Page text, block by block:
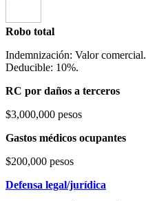
Robo total
Indemnización: Valor comercial.
Deducible: 10%.
RC por daños a terceros
$3,000,000 pesos
Gastos médicos ocupantes
$200,000 pesos
Defensa legal/jurídica